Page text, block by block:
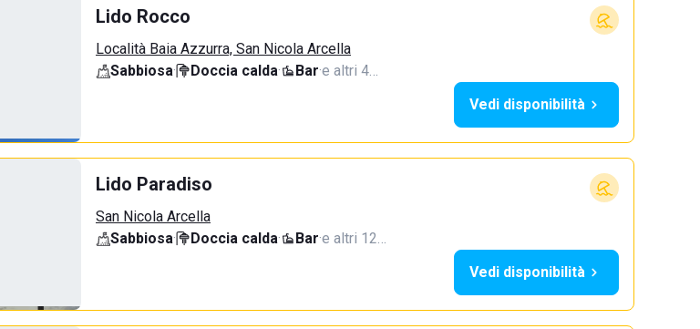
Lido Rocco
Località Baia Azzurra, San Nicola Arcella
Sabbiosa· Doccia calda· Bar·e altri 4…
Vedi disponibilità
Lido Paradiso
San Nicola Arcella
Sabbiosa· Doccia calda· Bar·e altri 12…
Vedi disponibilità